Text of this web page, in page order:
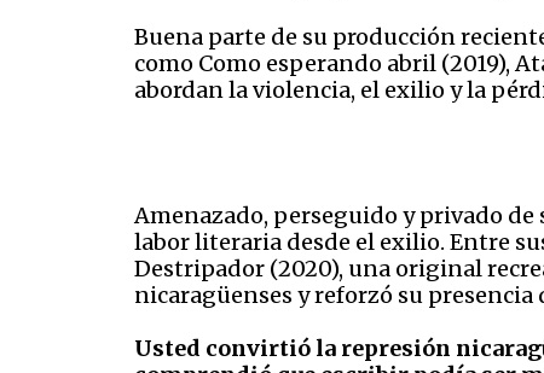
Buena parte de su producción
como Como esperando abril (2019),
abordan la violencia, el exilio y la
Amenazado, perseguido y privado
labor literaria desde el exilio. Entre
Destripador (2020), una original
nicaragüenses y reforzó su
Usted convirtió la represión